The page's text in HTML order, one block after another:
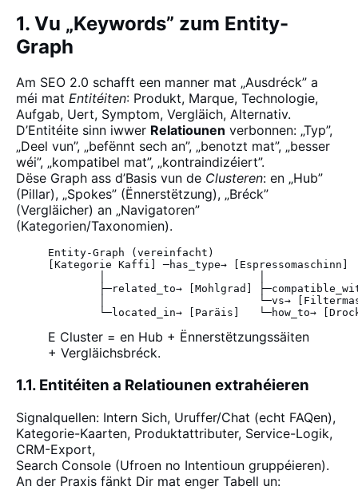
1. Vu „Keywords” zum Entity-
Graph
Am SEO 2.0 schafft een manner mat „Ausdréck” a
méi mat Entitéiten: Produkt, Marque, Technologie,
Aufgab, Uert, Symptom, Vergläich, Alternativ.
D’Entitéite sinn iwwer Relatiounen verbonnen: „Typ”,
„Deel vun”, „befënnt sech an”, „benotzt mat”, „besser
wéi”, „kompatibel mat”, „kontraindizéiert”.
Dëse Graph ass d’Basis vun de Clusteren: en „Hub”
(Pillar), „Spokes” (Ënnerstëtzung), „Bréck”
(Vergläicher) an „Navigatoren”
(Kategorien/Taxonomien).
Entity-Graph (vereinfacht)
[Kategorie Kaffi] ─has_type→ [Espressomaschinn]
├─related_to→ [Mohlgrad]
│                        └─vs→
└─located_in→ [Paräis]   └─how_to→
E Cluster = en Hub + Ënnerstëtzungssäiten
+ Vergläichsbréck.
1.1. Entitéiten a Relatiounen extrahéieren
Signalquellen: Intern Sich, Uruffer/Chat (echt FAQen),
Kategorie-Kaarten, Produktattributer, Service-Logik,
CRM-Export,
Search Console (Ufroen no Intentioun gruppéieren).
An der Praxis fänkt Dir mat enger Tabell un: